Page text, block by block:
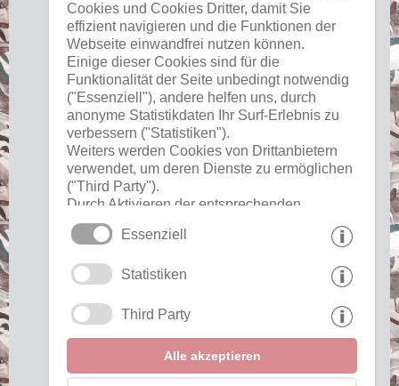
Cookies und Cookies Dritter, damit Sie
effizient navigieren und die Funktionen der
Webseite einwandfrei nutzen können.
Einige dieser Cookies sind für die
Funktionalität der Seite unbedingt notwendig
("Essenziell"), andere helfen uns, durch
anonyme Statistikdaten Ihr Surf-Erlebnis zu
verbessern ("Statistiken").
Weiters werden Cookies von Drittanbietern
verwendet, um deren Dienste zu ermöglichen
("Third Party").
Durch Aktivieren der entsprechenden
Schaltflächen entscheiden Sie selbst, welche
Cookies zum Einsatz kommen.
"Auswahl speichern" oder "Auswahl
der ausgewählten Cookies erlauben.
Ihre Einwilligung können Sie jederzeit
widerrufen.
Essenziell
Statistiken
Third Party
Alle akzeptieren
Wetter
Nützliches
Impressum
Datenschutz
Interessante Links
Partner einblenden »
Awards einblenden »